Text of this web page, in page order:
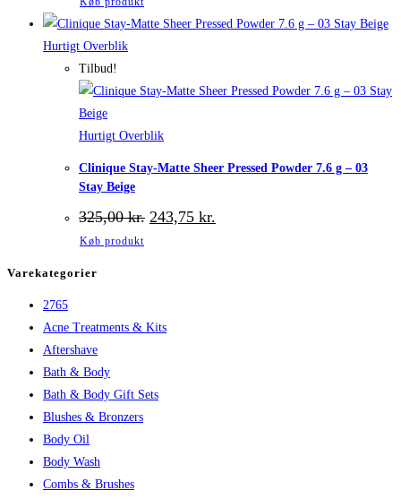
var:
er:
Hurtigt Overblik
Tilbud!
Hurtigt Overblik
Clinique Stay-Matte Sheer Pressed Powder 7.6 g – 03
Stay Beige
325,00kr. Den
oprindelige
243,75 kr.
aktuelle
Køb produkt
Varekategorier
2765
Acne Treatments & Kits
Aftershave
Bath & Body
Bath & Body Gift Sets
Blushes & Bronzers
Body Oil
Body Wash
Combs & Brushes